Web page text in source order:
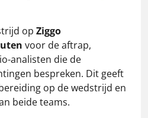
op Ziggo
voor de aftrap,
analisten die de
bespreken. Dit geeft
op de wedstrijd en
beide teams.